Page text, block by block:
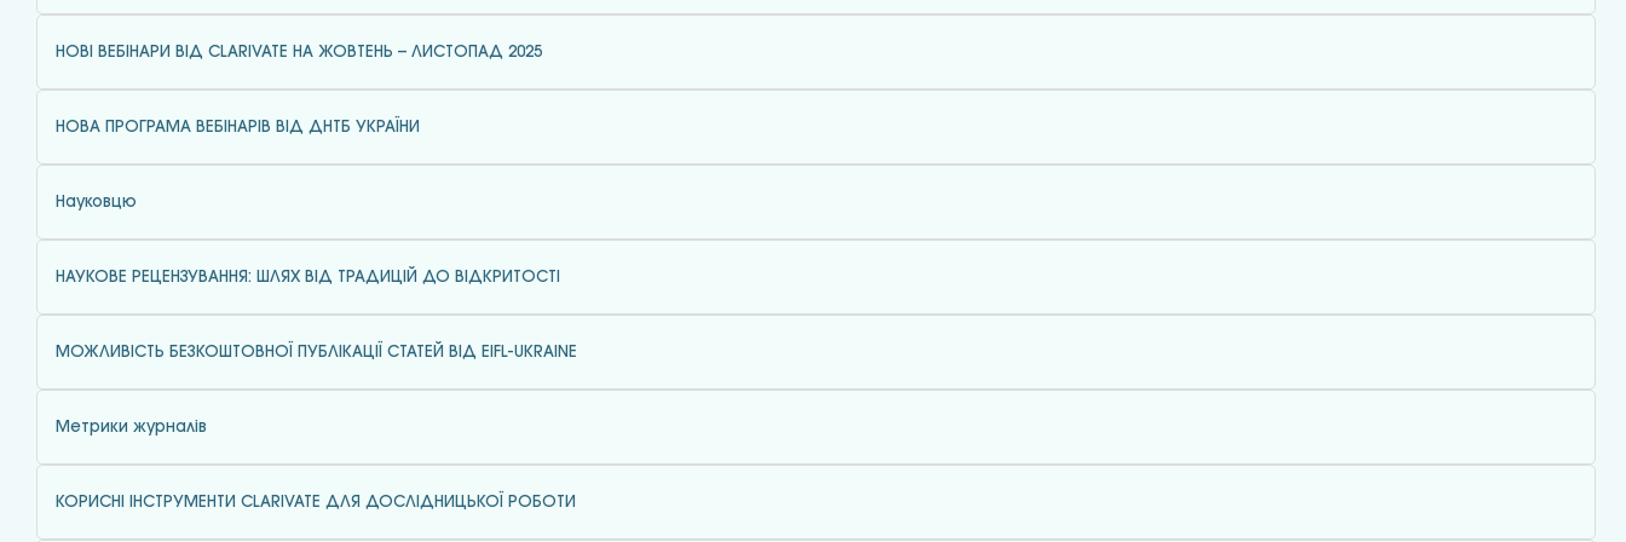
НОВІ ВЕБІНАРИ ВІД CLARIVATE НА ЖОВТЕНЬ – ЛИСТОПАД 2025
НОВА ПРОГРАМА ВЕБІНАРІВ ВІД ДНТБ УКРАЇНИ
Науковцю
НАУКОВЕ РЕЦЕНЗУВАННЯ: ШЛЯХ ВІД ТРАДИЦІЙ ДО ВІДКРИТОСТІ
МОЖЛИВІСТЬ БЕЗКОШТОВНОЇ ПУБЛІКАЦІЇ СТАТЕЙ ВІД EIFL-UKRAINE
Метрики журналів
КОРИСНІ ІНСТРУМЕНТИ CLARIVATE ДЛЯ ДОСЛІДНИЦЬКОЇ РОБОТИ